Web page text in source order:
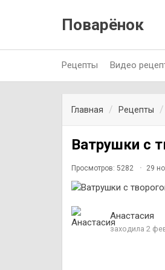
Поварёнок
Рецепты Видео
Главная Рецепты
Ватрушки с
Просмотров: 5282 29
Анастасия
заходила 2